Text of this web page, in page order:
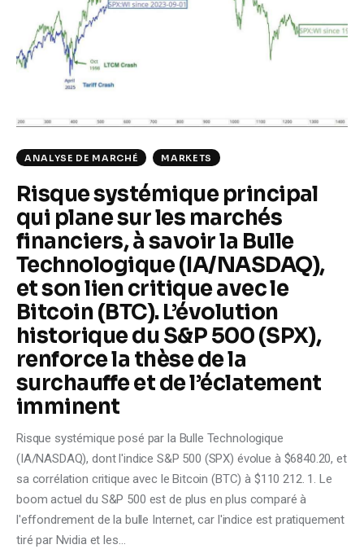
Climate
Markets
Tech
ANALYSE DE MARCHÉ MARKETS
Risque systémique principal
qui plane sur les marchés
financiers, à savoir la Bulle
Technologique (IA/NASDAQ),
et son lien critique avec le
Bitcoin (BTC). L’évolution
historique du S&P 500 (SPX),
renforce la thèse de la
surchauffe et de l’éclatement
imminent
Risque systémique posé par la Bulle Technologique
(IA/NASDAQ), dont l'indice S&P 500 (SPX) évolue à $6840.20, et
sa corrélation critique avec le Bitcoin (BTC) à $110 212. 1. Le
boom actuel du S&P 500 est de plus en plus comparé à
l'effondrement de la bulle Internet, car l'indice est pratiquement
tiré par Nvidia et les…